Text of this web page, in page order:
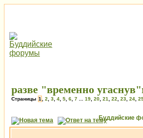
разве "временно
Страницы 1 2 3 4 5 6 7 19 20 21 22 23 24
Буддийские